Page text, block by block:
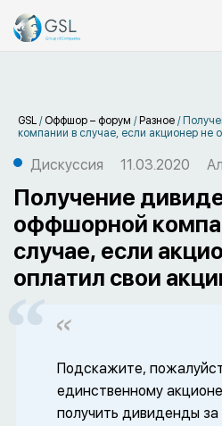
GSL / Оффшор – форум / Разное /
компании в случае, если акционер не
Дискуссия 11.03.2020
Получение
оффшорной
случае, если
оплатил свои
Подскажите,
единственному
получить дивиденды за